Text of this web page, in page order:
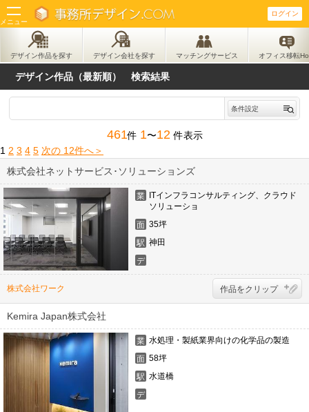
メニュー
ログイン
デザイン作品を探す デザイン会社を探す マッチングサービス オフィス移転
デザイン作品（最新順） 検索結果
条件設定
461件 1〜12件表示
1 2 3 4 5 次の 12件へ＞
株式会社ネットサービス･ソリューションズ
業
態
ITインフラコンサルティング、クラウド
ソリューショ
面
積
35坪
駅
神田
デ
ザ
株式会社ワーク 作品をクリップ
Kemira Japan株式会社
業
態
水処理・製紙業界向けの化学品の製造
面
積
58坪
駅水道橋
デ
デザイン作品を探す
└ 作品ランキングから探す
└ 会社ランキングから探す
マッチングサービス
└ マッチング案件一覧